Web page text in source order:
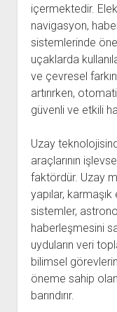
içermektedir.
navigasyon,
sistemlerinde
uçaklarda
ve çevresel
artırırken,
güvenli ve etkili
Uzay
araçlarının
faktördür. Uzay
yapılar,
sistemler,
haberleşmesini
uyduların veri
bilimsel
öneme sahip
barındırır.